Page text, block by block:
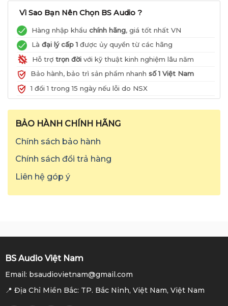
Vì Sao Bạn Nên Chọn BS Audio ?
Hàng nhập khẩu chính hãng, giá tốt nhất VN
Là đại lý cấp 1được ủy quyền từ các hãng
Hỗ trợ trọn đờivới kỹ thuật kinh nghiệm lâu năm
Bảo hành, bảo trì sản phẩm nhanh số 1 Việt Nam
1 đổi 1 trong 15 ngày nếu lỗi do NSX
BẢO HÀNH CHÍNH HÃNG
Chính sách bảo hành
Chính sách đổi trả hàng
Liên hệ góp ý
BS Audio Việt Nam
Email: bsaudiovietnam@gmail.com
📍 Địa Chỉ Miền Bắc: TP. Bắc Ninh, Việt Nam, Việt Nam